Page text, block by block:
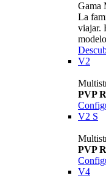
Gama
La
viajar.
V2
PVP
V2 S
PVP
V4